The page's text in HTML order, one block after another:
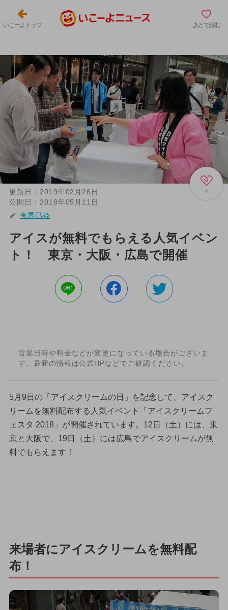
いこーよトップ あとで読む
4
更新日： 2019年02月26日
公開日： 2018年05月11日
有馬巳姫
アイスが無料でもらえる人気イベン
ト！ 東京・大阪・広島で開催
営業日時や料金などが変更になっている場合がございま
す。最新の情報は公式HPなどでご確認ください。
5月9日の「アイスクリームの日」を記念して、アイスク
リームを無料配布する人気イベント「アイスクリームフ
ェスタ 2018」が開催されています。12日（土）には、東
京と大阪で、19日（土）には広島でアイスクリームが無
料でもらえます！
来場者にアイスクリームを無料配
布！